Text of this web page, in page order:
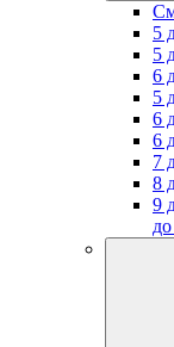
5
5
6
5
6
6
7
8
9